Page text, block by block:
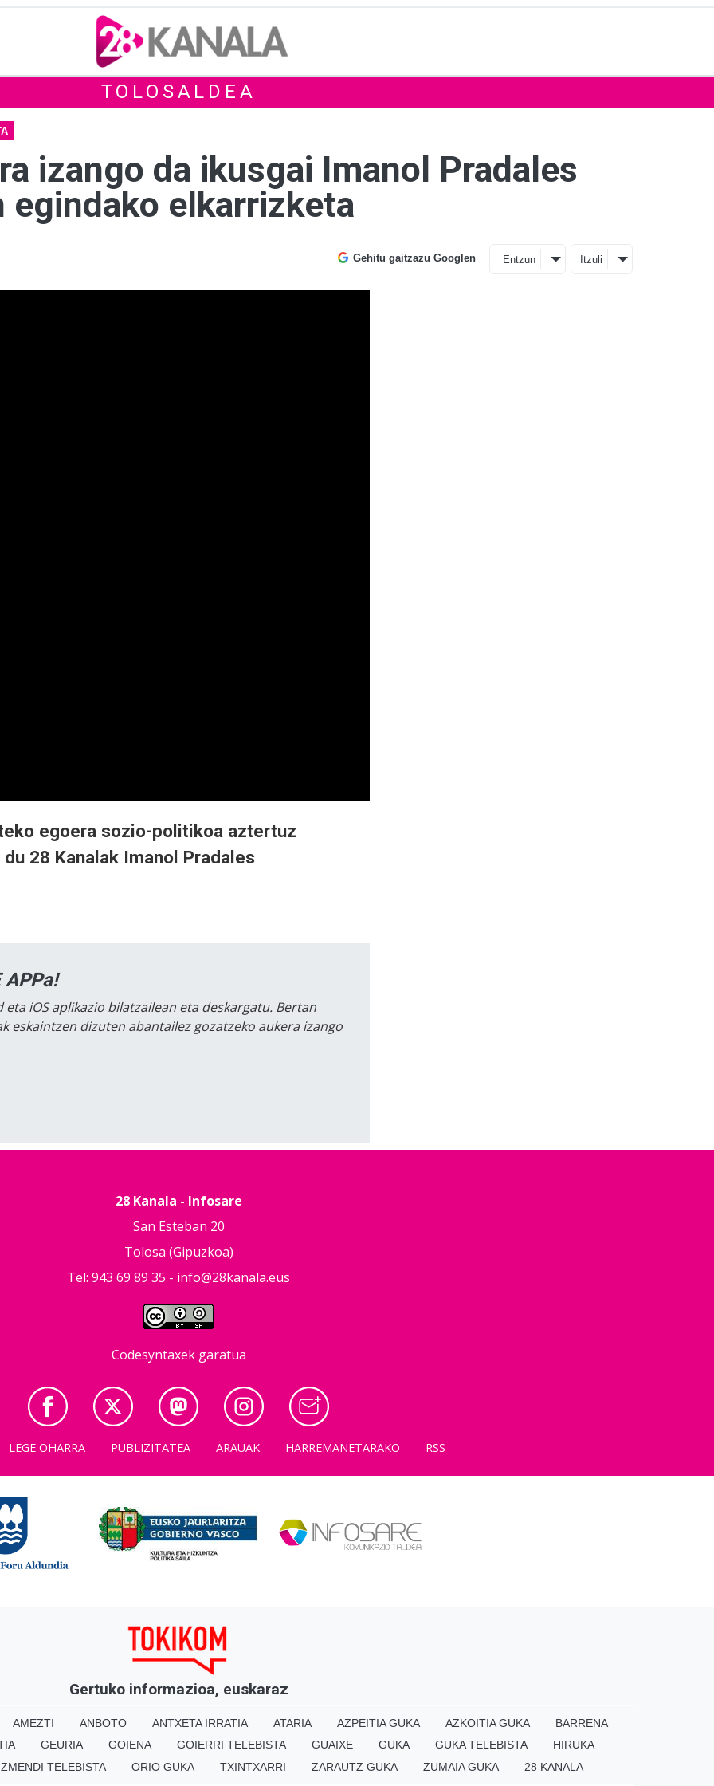
TOLOSALDEA
izango da ikusgai Imanol Pradales
egindako elkarrizketa
Gehitu gaitzazu Googlen Entzun Itzuli
egoera sozio-politikoa aztertuz
28 Kanalak Imanol Pradales
APPa!
iOS aplikazio bilatzailean eta deskargatu. Bertan
eskaintzen dizuten abantailez gozatzeko aukera izango
28 Kanala - Infosare
San Esteban 20
Tolosa (Gipuzkoa)
Tel: 943 69 89 35 - info@28kanala.eus
Codesyntaxek garatua
LEGE OHARRA PUBLIZITATEA ARAUAK HARREMANETARAKO RSS
Gertuko informazioa, euskaraz
AMEZTI ANBOTO ANTXETA IRRATIA ATARIA AZPEITIA GUKA AZKOITIA GUKA
BARRENA
GEURIA GOIENA GOIERRI TELEBISTA GUAIXE GUKA GUKA TELEBISTA
HIRUKA
TELEBISTA ORIO GUKA TXINTXARRI ZARAUTZ GUKA ZUMAIA GUKA 28 KANALA